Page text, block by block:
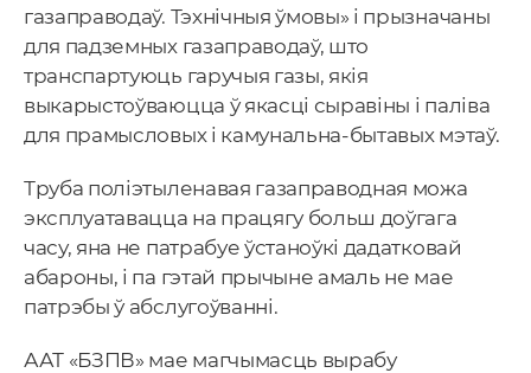
газаправодаў. Тэхнічныя ўмовы» і прызначаны
для падземных газаправодаў, што
транспартуюць гаручыя газы, якія
выкарыстоўваюцца ў якасці сыравіны і паліва
для прамысловых і камунальна-бытавых мэтаў.
Труба поліэтыленавая газаправодная можа
эксплуатавацца на працягу больш доўгага
часу, яна не патрабуе ўстаноўкі дадатковай
абароны, і па гэтай прычыне амаль не мае
патрэбы ў абслугоўванні.
ААТ «БЗПВ» мае магчымасць вырабу